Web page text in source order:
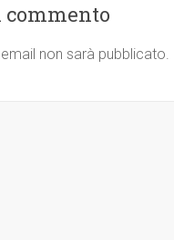
commento
non sarà pubblicato.